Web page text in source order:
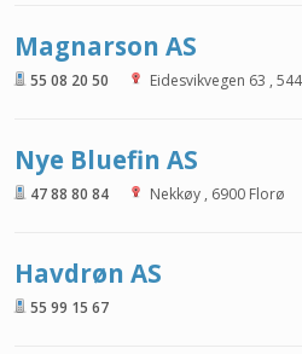
Magnarson AS
55 08 20 50 Eidesvikvegen 63 ,
Nye Bluefin AS
47 88 80 84 Nekkøy , 6900 Florø
Havdrøn AS
55 99 15 67